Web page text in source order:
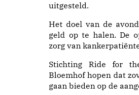
uitgesteld.
Het doel van de
geld op te halen. De
zorg van
Stichting Ride for
Bloemhof hopen dat
gaan bieden op de